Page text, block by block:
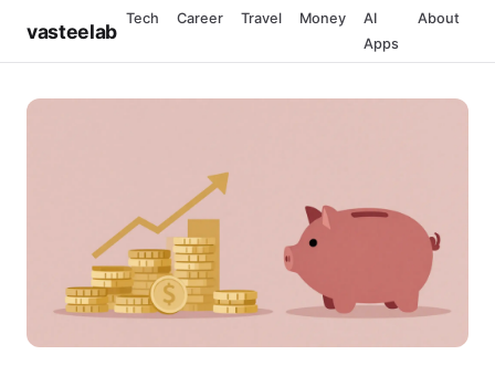
vasteelab
Tech Career Travel Money
AI
Apps
About